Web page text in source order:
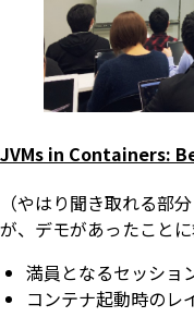
JVMs in Containers:
（やはり聞き取れる部
が、デモがあったことに
満員となるセッショ
コンテナ起動時のレ